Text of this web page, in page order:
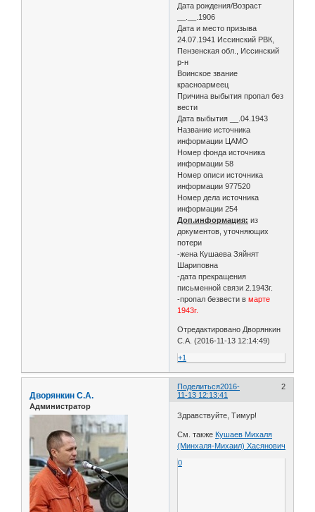
Дата рождения/Возраст
__.__.1906
Дата и место призыва
24.07.1941 Иссинский РВК,
Пензенская обл., Иссинский
р-н
Воинское звание
красноармеец
Причина выбытия пропал без
вести
Дата выбытия __.04.1943
Название источника
информации ЦАМО
Номер фонда источника
информации 58
Номер описи источника
информации 977520
Номер дела источника
информации 254
Доп.информация: из
документов, уточняющих
потери
-жена Кушаева Зяйнят
Шариповна
-дата прекращения
письменной связи 2.1943г.
-пропал безвести вмарте
1943г.
Отредактировано Дворянкин
С.А. (2016-11-13 12:14:49)
+1
Поделиться 2
2016-
11-13 12:13:41
Дворянкин С.А.
Администратор
Здравствуйте, Тимур!
См. также Кушаев Михаля
(Минхаля-Михаил) Хасянович
0